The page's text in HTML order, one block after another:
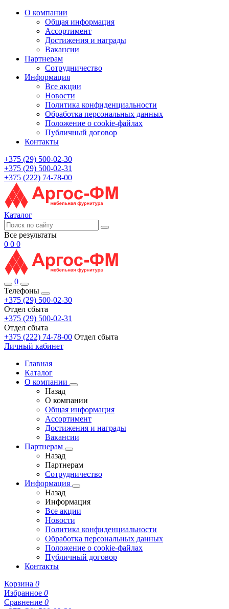
О компании
Общая информация
Ассортимент
Достижения и награды
Вакансии
Партнерам
Сотрудничество
Информация
Все акции
Новости
Политика конфиденциальности
Обработка персональных данных
Положение о cookie-файлах
Публичный договор
Контакты
+375 (29) 500-02-30
+375 (29) 500-02-31
+375 (222) 74-78-00
Каталог
Все результаты
0 0 0
0
Телефоны
+375 (29) 500-02-30
Отдел сбыта
+375 (29) 500-02-31
Отдел сбыта
+375 (222) 74-78-00 Отдел сбыта
Личный кабинет
Главная
Каталог
О компании
Назад
О компании
Общая информация
Ассортимент
Достижения и награды
Вакансии
Партнерам
Назад
Партнерам
Сотрудничество
Информация
Назад
Информация
Все акции
Новости
Политика конфиденциальности
Обработка персональных данных
Положение о cookie-файлах
Публичный договор
Контакты
Корзина 0
Избранное 0
Сравнение 0